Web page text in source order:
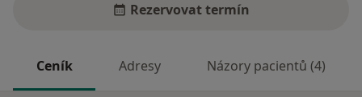
Rezervovat termín
Ceník Adresy Názory pacientů (4)